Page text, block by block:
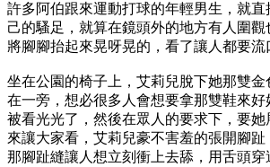
許多阿伯跟來運動打球的年輕男生，就直
己的騷足，就算在鏡頭外的地方有人圍
將腳腳抬起來晃呀晃的，看了讓人都要流
坐在公園的椅子上，艾莉兒脫下她那雙
在一旁，想必很多人會想要拿那雙鞋來
被看光光了，然後在眾人的要求下，要
來讓大家看，艾莉兒豪不害羞的張開腳趾
那腳趾縫讓人想立刻衝上去舔，用舌頭